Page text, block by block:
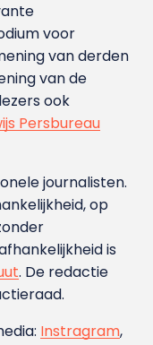
voor
van derden
van de
ook
Persbureau
journalisten.
op
is
. De redactie
Instragram,